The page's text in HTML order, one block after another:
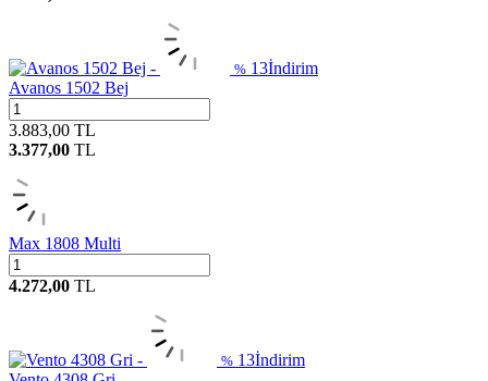
% 13İndirim
Avanos 1502 Bej
3.883,00 TL
3.377,00 TL
Max 1808 Multi
4.272,00 TL
% 13İndirim